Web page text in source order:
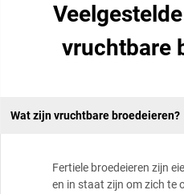
vruchtbare
Wat zijn vruchtbare broedeieren?
Fertiele broedeieren zijn
en in staat zijn om zich te